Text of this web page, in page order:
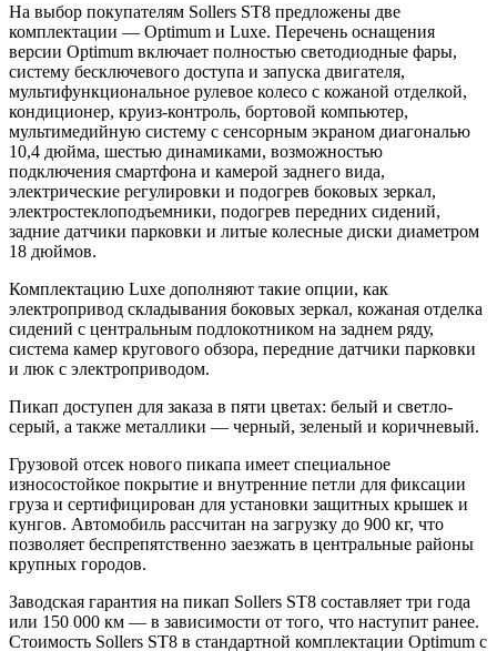
На выбор покупателям Sollers ST8 предложены две
комплектации — Optimum и Luxe. Перечень оснащения
версии Optimum включает полностью светодиодные фары,
систему бесключевого доступа и запуска двигателя,
мультифункциональное рулевое колесо с кожаной отделкой,
кондиционер, круиз-контроль, бортовой компьютер,
мультимедийную систему с сенсорным экраном диагональю
10,4 дюйма, шестью динамиками, возможностью
подключения смартфона и камерой заднего вида,
электрические регулировки и подогрев боковых зеркал,
электростеклоподъемники, подогрев передних сидений,
задние датчики парковки и литые колесные диски диаметром
18 дюймов.
Комплектацию Luxe дополняют такие опции, как
электропривод складывания боковых зеркал, кожаная отделка
сидений с центральным подлокотником на заднем ряду,
система камер кругового обзора, передние датчики парковки
и люк с электроприводом.
Пикап доступен для заказа в пяти цветах: белый и светло-
серый, а также металлики — черный, зеленый и коричневый.
Грузовой отсек нового пикапа имеет специальное
износостойкое покрытие и внутренние петли для фиксации
груза и сертифицирован для установки защитных крышек и
кунгов. Автомобиль рассчитан на загрузку до 900 кг, что
позволяет беспрепятственно заезжать в центральные районы
крупных городов.
Заводская гарантия на пикап Sollers ST8 составляет три года
или 150 000 км — в зависимости от того, что наступит ранее.
Стоимость Sollers ST8 в стандартной комплектации Optimum c